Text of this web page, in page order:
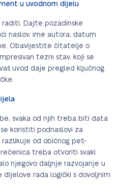
u uvodnom dijelu
raditi. Dajte pozadinske
naslov, ime autora, datum
Obavijestite čitatelje o
tezni stav, koji se
uvod daje pregled ključnog
svaka od njih treba biti data
koristiti podnaslovi za
od običnog pet-
treba otvoriti svaki
njegovo daljnje razvojanje u
rada logički s dovoljnim